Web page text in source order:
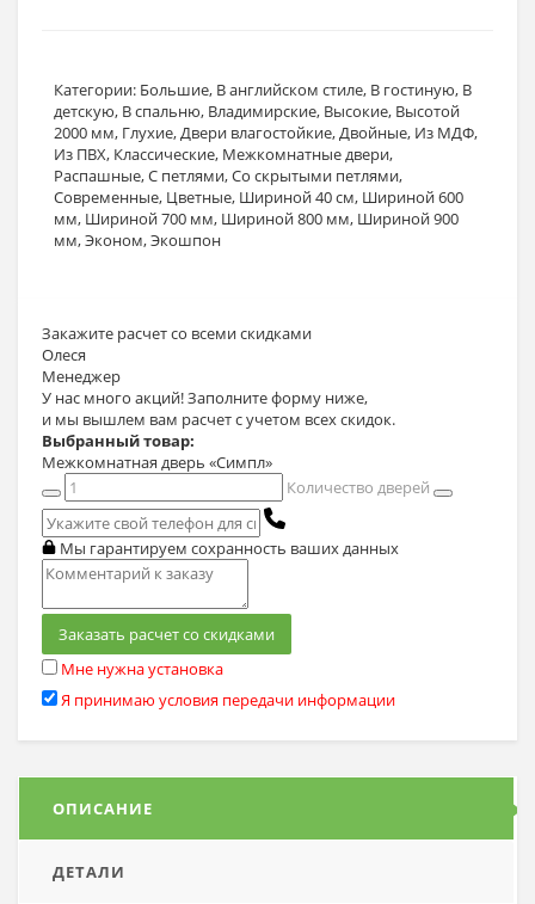
Категории: Большие, В английском стиле, В гостиную, В
детскую, В спальню, Владимирские, Высокие, Высотой
2000 мм, Глухие,Двери влагостойкие,Двойные, Из МДФ,
Из ПВХ, Классические, Межкомнатные двери,
Распашные,С петлями,Со скрытыми петлями,
Современные, Цветные, Шириной 40 см, Шириной 600
мм, Шириной 700 мм, Шириной 800 мм, Шириной 900
мм,Эконом,Экошпон
Закажите расчетсо всеми скидками
Олеся
Менеджер
У нас много акций! Заполните форму ниже,
и мы вышлем вам расчет с учетом всех скидок.
Выбранный товар:
Межкомнатная дверь «Симпл»
Количество дверей
Мы гарантируем сохранность ваших данных
Заказать расчет со скидками
Мне нужна установка
Я принимаю условия передачи информации
ОПИСАНИЕ
ДЕТАЛИ